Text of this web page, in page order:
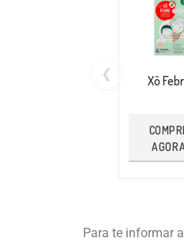
❮ Xô
Para te informar